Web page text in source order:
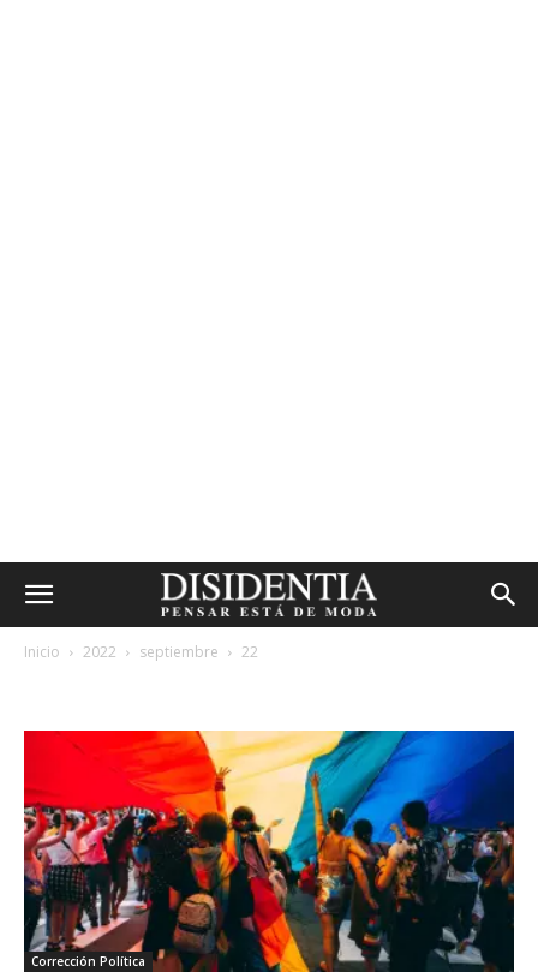
Inicio 2022 septiembre 22
Corrección Política